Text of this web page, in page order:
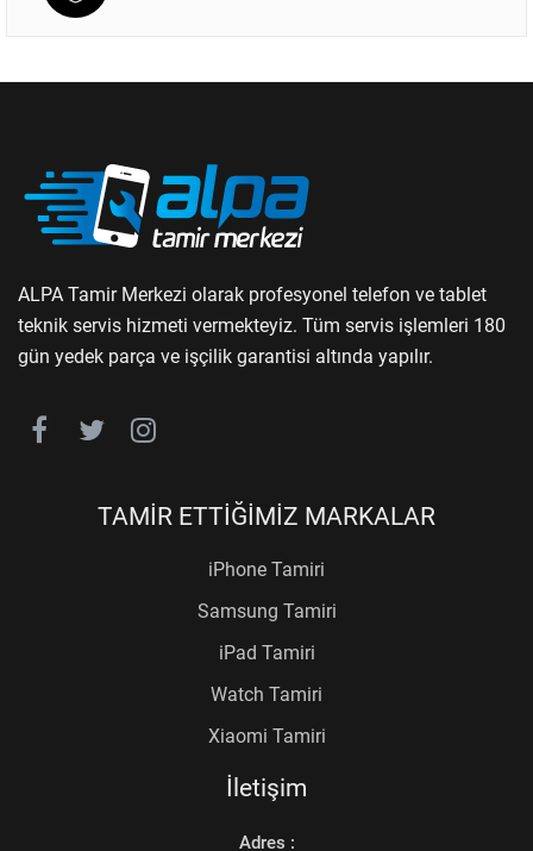
ALPA Tamir Merkezi olarak profesyonel telefon ve tablet
teknik servis hizmeti vermekteyiz. Tüm servis işlemleri 180
gün yedek parça ve işçilik garantisi altında yapılır.
TAMİR ETTİĞİMİZ MARKALAR
iPhone Tamiri
Samsung Tamiri
iPad Tamiri
Watch Tamiri
Xiaomi Tamiri
İletişim
Adres :